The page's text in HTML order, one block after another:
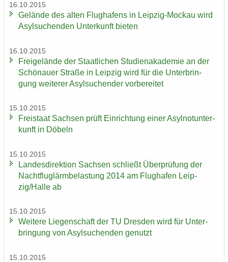
16.10.2015
Ge­län­de des alten Flug­ha­fens in Leipzig-​Mockau wird
Asyl­su­chen­den Un­ter­kunft bie­ten
16.10.2015
Frei­ge­län­de der Staat­li­chen Stu­di­en­aka­de­mie an der
Schö­nau­er Stra­ße in Leip­zig wird für die Un­ter­brin­
gung wei­te­rer Asyl­su­chen­der vor­be­rei­tet
15.10.2015
Frei­staat Sach­sen prüft Ein­rich­tung einer Asyl­not­un­ter­
kunft in Dö­beln
15.10.2015
Lan­des­di­rek­ti­on Sach­sen schließt Über­prü­fung der
Nacht­flug­lärm­be­las­tung 2014 am Flug­ha­fen Leip­
zig/Halle ab
15.10.2015
Wei­te­re Lie­gen­schaft der TU Dres­den wird für Un­ter­
brin­gung von Asyl­su­chen­den ge­nutzt
15.10.2015